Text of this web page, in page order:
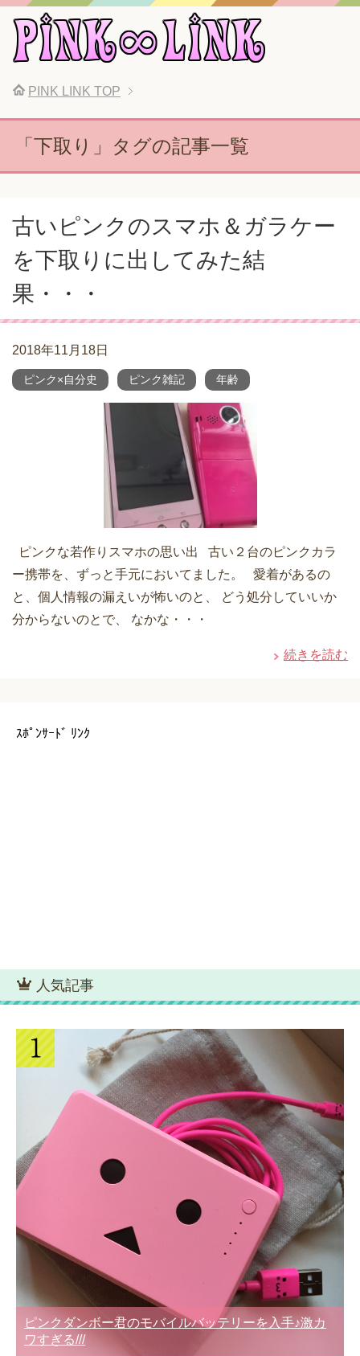
PINK LINK TOP
「下取り」タグの記事一覧
古いピンクのスマホ＆ガラケー
を下取りに出してみた結
果・・・
2018年11月18日
ピンク×自分史 ピンク雑記 年齢
ピンクな若作りスマホの思い出 古い２台のピンクカラ
ー携帯を、ずっと手元においてました。 愛着があるの
と、個人情報の漏えいが怖いのと、 どう処分していいか
分からないのとで、 なかな・・・
続きを読む
ｽﾎﾟﾝｻｰﾄﾞ ﾘﾝｸ
人気記事
ピンクダンボー君のモバイルバッテリーを入手♪激カ
ワすぎる///